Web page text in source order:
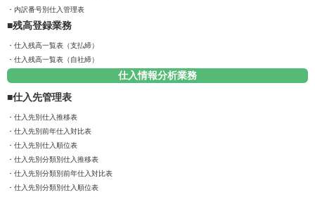
内訳番号別仕入管理表
残高登録業務
仕入残高一覧表（支払締）
仕入残高一覧表（自社締）
仕入情報分析業務
仕入先管理表
仕入先別仕入推移表
仕入先別前年仕入対比表
仕入先別仕入順位表
仕入先別分類別仕入推移表
仕入先別分類別前年仕入対比表
仕入先別分類別仕入順位表